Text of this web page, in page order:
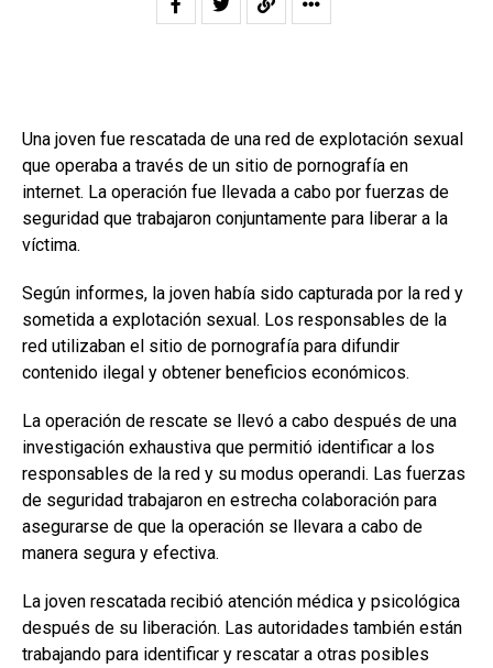
Una joven fue rescatada de una red de explotación sexual
que operaba a través de un sitio de pornografía en
internet. La operación fue llevada a cabo por fuerzas de
seguridad que trabajaron conjuntamente para liberar a la
víctima.
Según informes, la joven había sido capturada por la red y
sometida a explotación sexual. Los responsables de la
red utilizaban el sitio de pornografía para difundir
contenido ilegal y obtener beneficios económicos.
La operación de rescate se llevó a cabo después de una
investigación exhaustiva que permitió identificar a los
responsables de la red y su modus operandi. Las fuerzas
de seguridad trabajaron en estrecha colaboración para
asegurarse de que la operación se llevara a cabo de
manera segura y efectiva.
La joven rescatada recibió atención médica y psicológica
después de su liberación. Las autoridades también están
trabajando para identificar y rescatar a otras posibles